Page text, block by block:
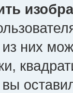
них